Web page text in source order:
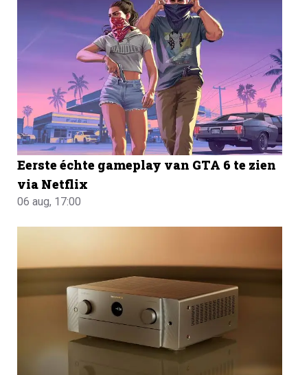
Eerste échte gameplay van GTA 6 te zien
via Netflix
06 aug, 17:00